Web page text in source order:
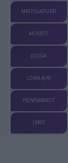
MATTOLAITURIT
MUSEOT
JOOGA
LOMA-AJAT
PIENPANIMOT
UINTI